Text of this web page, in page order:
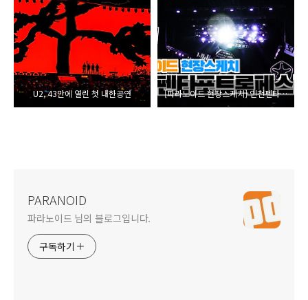
U2, 43만에 열린 첫 내한공연 [파라노이드 현장스케치] 인천펜타포트록페스티벌 2019
PARANOID
파라노이드 님의 블로그입니다.
구독하기